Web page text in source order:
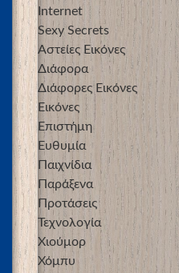
Internet
Sexy Secrets
Αστείες Εικόνες
Διάφορα
Διάφορες Εικόνες
Εικόνες
Επιστήμη
Ευθυμία
Παιχνίδια
Παράξενα
Προτάσεις
Τεχνολογία
Χιούμορ
Χόμπυ